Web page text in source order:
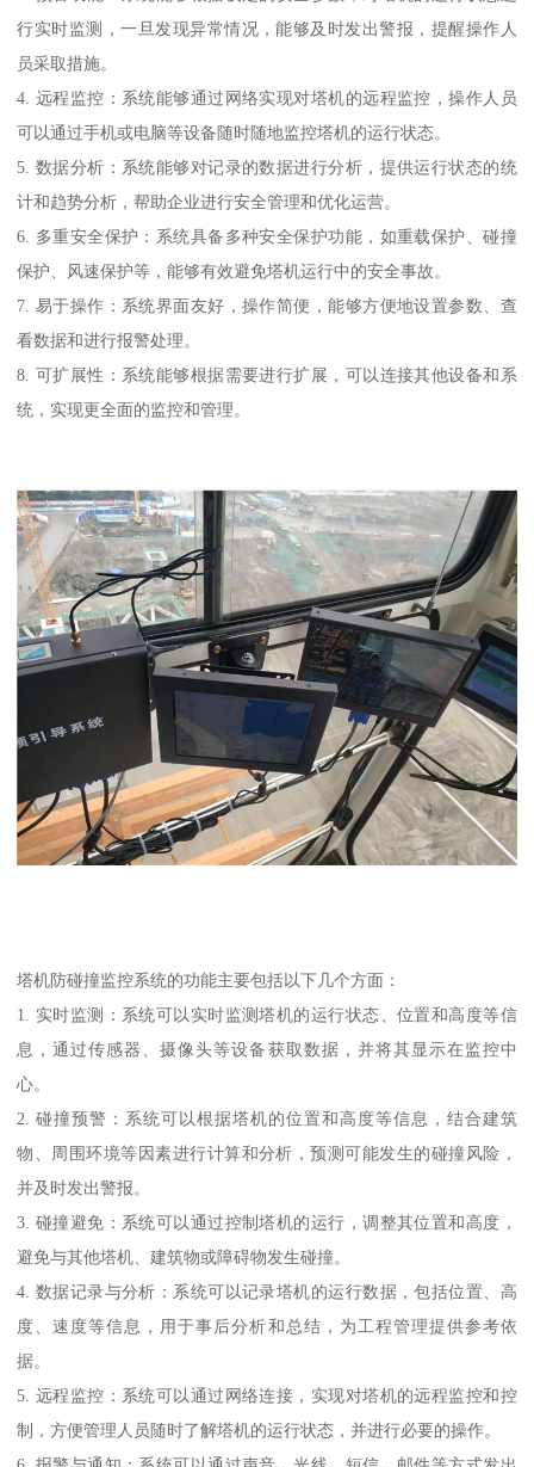
行实时监测，一旦发现异常情况，能够及时发出警报，提醒操作人
员采取措施。
4. 远程监控：系统能够通过网络实现对塔机的远程监控，操作人员
可以通过手机或电脑等设备随时随地监控塔机的运行状态。
5. 数据分析：系统能够对记录的数据进行分析，提供运行状态的统
计和趋势分析，帮助企业进行安全管理和优化运营。
6. 多重安全保护：系统具备多种安全保护功能，如重载保护、碰撞
保护、风速保护等，能够有效避免塔机运行中的安全事故。
7. 易于操作：系统界面友好，操作简便，能够方便地设置参数、查
看数据和进行报警处理。
8. 可扩展性：系统能够根据需要进行扩展，可以连接其他设备和系
统，实现更全面的监控和管理。
塔机防碰撞监控系统的功能主要包括以下几个方面：
1. 实时监测：系统可以实时监测塔机的运行状态、位置和高度等信
息，通过传感器、摄像头等设备获取数据，并将其显示在监控中
心。
2. 碰撞预警：系统可以根据塔机的位置和高度等信息，结合建筑
物、周围环境等因素进行计算和分析，预测可能发生的碰撞风险，
并及时发出警报。
3. 碰撞避免：系统可以通过控制塔机的运行，调整其位置和高度，
避免与其他塔机、建筑物或障碍物发生碰撞。
4. 数据记录与分析：系统可以记录塔机的运行数据，包括位置、高
度、速度等信息，用于事后分析和总结，为工程管理提供参考依
据。
5. 远程监控：系统可以通过网络连接，实现对塔机的远程监控和控
制，方便管理人员随时了解塔机的运行状态，并进行必要的操作。